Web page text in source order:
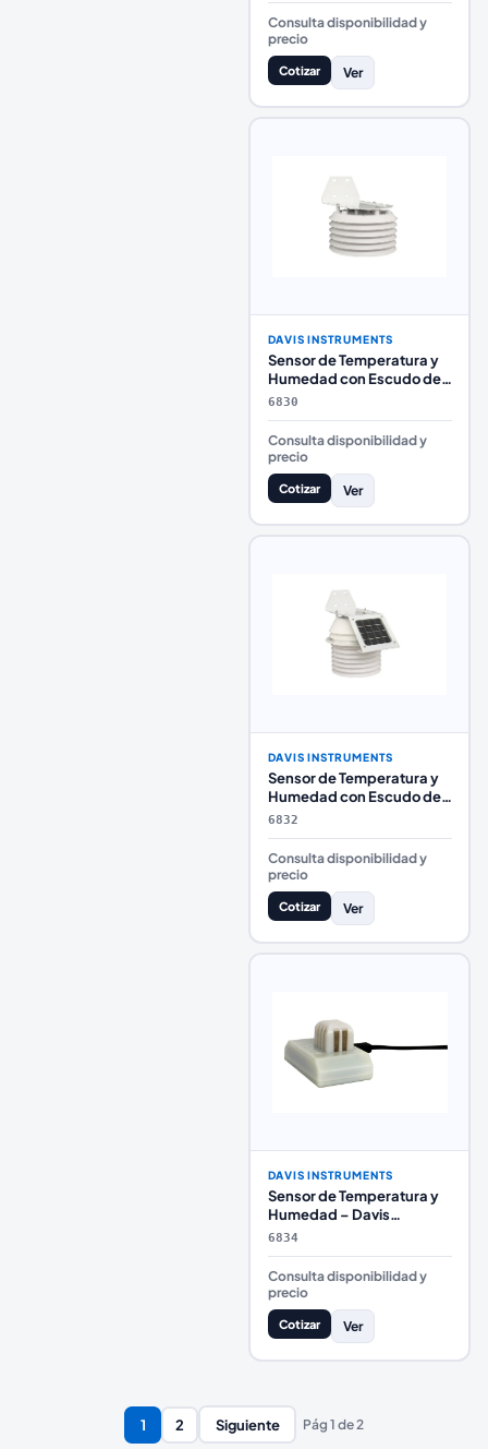
Consulta disponibilidad y
precio
Cotizar Ver
DAVIS INSTRUMENTS
Sensor de Temperatura y
Humedad con Escudo de
Radiación
6830
Consulta disponibilidad y
precio
Cotizar Ver
DAVIS INSTRUMENTS
Sensor de Temperatura y
Humedad con Escudo de
Radiación Aspirado 24 h
6832
Consulta disponibilidad y
precio
Cotizar Ver
DAVIS INSTRUMENTS
Sensor de Temperatura y
Humedad – Davis
Instruments 6834
6834
Consulta disponibilidad y
precio
Cotizar Ver
1 2 Siguiente Pág 1 de2